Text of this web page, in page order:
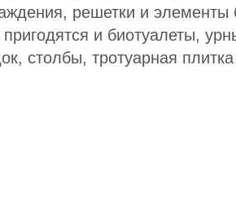
решетки и элементы
и биотуалеты,
столбы, тротуарная